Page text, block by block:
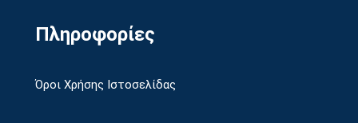
Πληροφορίες
Όροι Χρήσης Ιστοσελίδας